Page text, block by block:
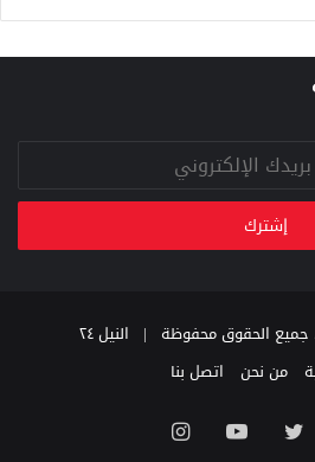
النيل ٢٤
من نحن اتصل بنا
تويتر يوتيوب